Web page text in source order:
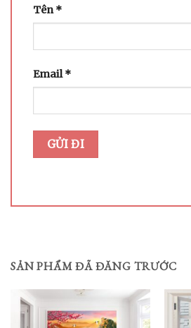
Tên*
Email*
SẢN PHẨM ĐÃ ĐĂNG TRƯỚC